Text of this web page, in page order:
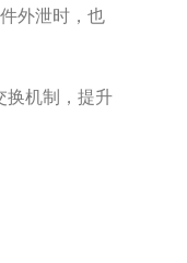
外泄时，也
换机制，提升